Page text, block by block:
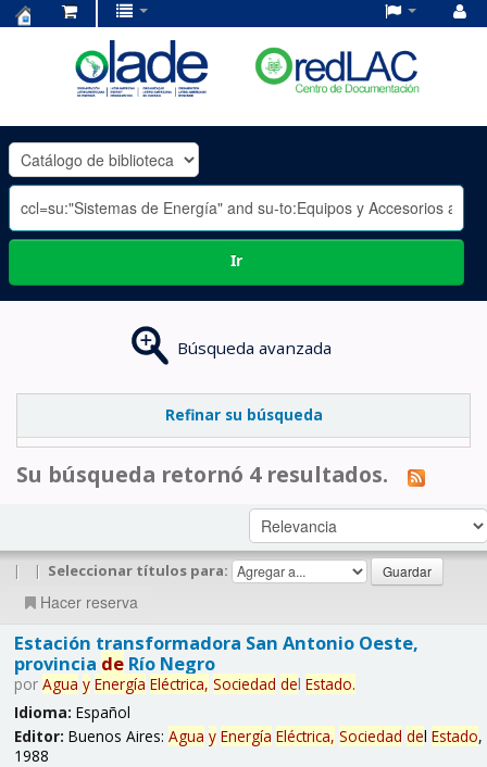
OLADE
-
Ir
Búsqueda avanzada
Refinar su búsqueda
Su búsqueda retornó 4 resultados.
| | Seleccionar títulos para:
Hacer reserva
Estación transformadora San Antonio Oeste,
provincia deRío Negro
por Agua y Energía Eléctrica, Sociedad del Estado.
Idioma: Español
Editor: Buenos Aires: Agua y Energía Eléctrica, Sociedad del Estado,
1988